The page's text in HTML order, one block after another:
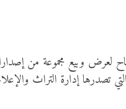
والثلاثين لمعرض تونس الدولي للكتاب لسنة 2024،
تصدرها إدارة التراث